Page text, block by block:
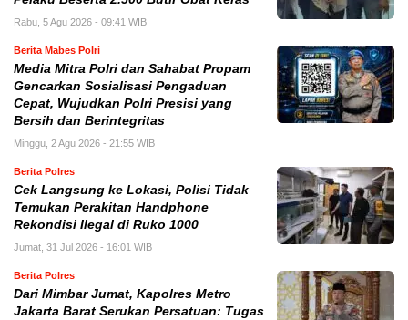
Rabu, 5 Agu 2026 - 09:41 WIB
Berita Mabes Polri
Media Mitra Polri dan Sahabat Propam
Gencarkan Sosialisasi Pengaduan
Cepat, Wujudkan Polri Presisi yang
Bersih dan Berintegritas
Minggu, 2 Agu 2026 - 21:55 WIB
Berita Polres
Cek Langsung ke Lokasi, Polisi Tidak
Temukan Perakitan Handphone
Rekondisi Ilegal di Ruko 1000
Jumat, 31 Jul 2026 - 16:01 WIB
Berita Polres
Dari Mimbar Jumat, Kapolres Metro
Jakarta Barat Serukan Persatuan: Tugas